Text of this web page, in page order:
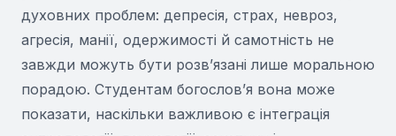
духовних проблем: депресія, страх, невроз,
агресія, манії, одержимості й самотність не
завжди можуть бути розв’язані лише моральною
порадою. Студентам богослов’я вона може
показати, наскільки важливою є інтеграція